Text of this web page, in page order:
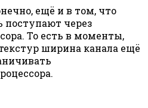
ещё и в том, что
через
То есть в моменты,
ширина канала ещё